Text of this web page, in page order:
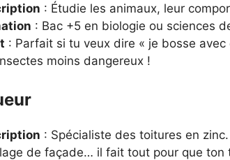
: Étudie les animaux, leur
: Bac +5 en biologie ou sciences
: Parfait si tu veux dire « je bosse
moins dangereux !
: Spécialiste des toitures en
de façade… il fait tout pour que ton